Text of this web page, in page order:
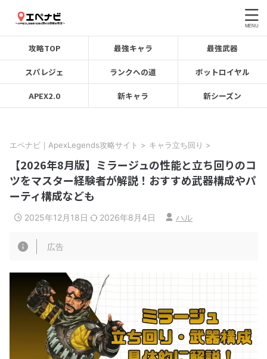
攻略TOP 最強キャラ 最強武器
スパレジェ ランクへの道 ボットロイヤル
APEX2.0 新キャラ 新シーズン
エペナビ｜ApexLegends攻略サイト > キャラ立ち回り >
【2026年8月版】ミラージュの性能と立ち回りのコ
ツをマスター経験者が解説！おすすめ武器構成やパ
ーティ構成なども
2025年12月18日 2026年8月4日 ハル
広告